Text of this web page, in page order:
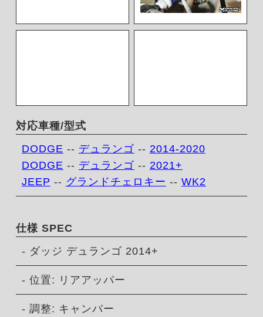
対応車種/型式
DODGE -- デュランゴ -- 2014-2020
DODGE -- デュランゴ -- 2021+
JEEP -- グランドチェロキー -- WK2
仕様 SPEC
- ダッジ デュランゴ 2014+
- 位置: リアアッパー
- 調整: キャンバー